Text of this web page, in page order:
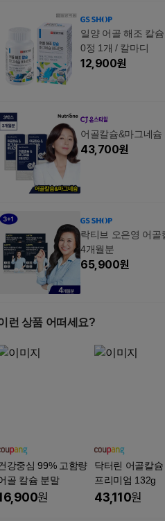
일양 어골 해조 칼
0정 1개 / 칼마디
12,900원
어골칼슘&마그네
43,700원
락티브 오은영 어
4개월분
65,900원
런 상품 어떠세요?
강중심 99% 고함량
골 칼슘 분말
원
닥터린 어골칼슘
프리미엄 132g
43,110원